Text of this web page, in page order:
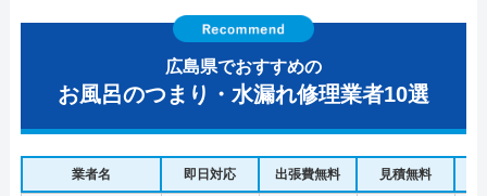
広島県でおすすめの
お風呂のつまり・水漏れ修理業者10選
業者名 即日対応 出張費無料 見積無料